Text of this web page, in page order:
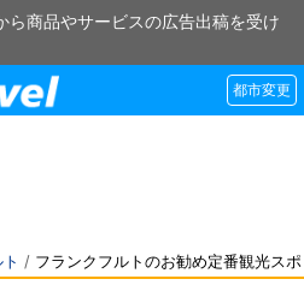
ら商品やサービスの広告出稿を受け
都市変更
/ フランクフルトのお勧め定番観光ス